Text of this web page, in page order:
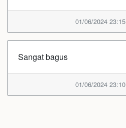
01/06/2024
Sangat bagus
01/06/2024